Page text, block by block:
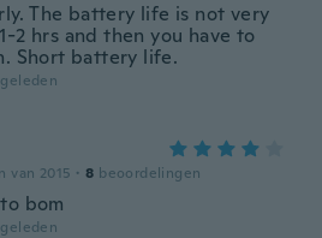
The battery life is not very
2 hrs and then you have to
Short battery life.
van 2015 · 8 beoordelingen
bom